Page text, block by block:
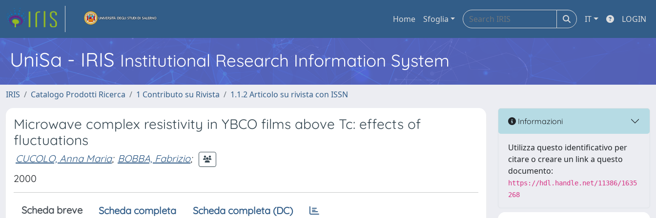
Home Sfoglia IT LOGIN
UniSa - IRIS Institutional Research Information System
IRIS Catalogo Prodotti Ricerca 1 Contributo su Rivista 1.1.2 Articolo su rivista con ISSN
Microwave complex resistivity in YBCO films above Tc: effects of
fluctuations
CUCOLO, Anna Maria; BOBBA, Fabrizio;
2000
Scheda breve Scheda completa Scheda completa (DC)
Informazioni
Utilizza questo identificativo per
citare o creare un link a questo
documento:
https://hdl.handle.net/11386/1635
268